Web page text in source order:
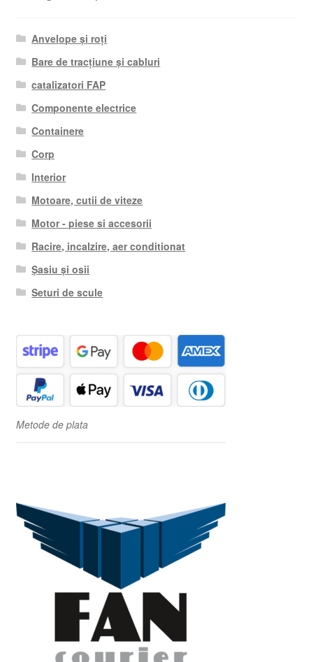
Anvelope și roți
Bare de tracțiune și cabluri
catalizatori FAP
Componente electrice
Containere
Corp
Interior
Motoare, cutii de viteze
Motor - piese si accesorii
Racire, incalzire, aer conditionat
Șasiu și osii
Seturi de scule
Metode de plata